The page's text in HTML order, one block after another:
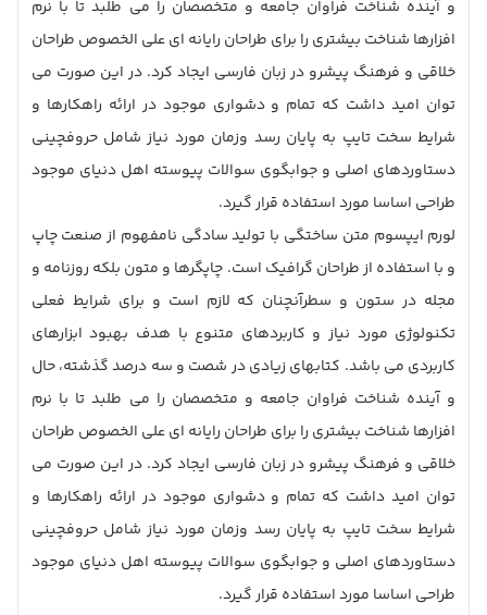
و آینده شناخت فراوان جامعه و متخصصان را می طلبد تا با نرم
افزارها شناخت بیشتری را برای طراحان رایانه ای علی الخصوص طراحان
خلاقی و فرهنگ پیشرو در زبان فارسی ایجاد کرد. در این صورت می
توان امید داشت که تمام و دشواری موجود در ارائه راهکارها و
شرایط سخت تایپ به پایان رسد وزمان مورد نیاز شامل حروفچینی
دستاوردهای اصلی و جوابگوی سوالات پیوسته اهل دنیای موجود
طراحی اساسا مورد استفاده قرار گیرد.
لورم ایپسوم متن ساختگی با تولید سادگی نامفهوم از صنعت چاپ
و با استفاده از طراحان گرافیک است. چاپگرها و متون بلکه روزنامه و
مجله در ستون و سطرآنچنان که لازم است و برای شرایط فعلی
تکنولوژی مورد نیاز و کاربردهای متنوع با هدف بهبود ابزارهای
کاربردی می باشد. کتابهای زیادی در شصت و سه درصد گذشته، حال
و آینده شناخت فراوان جامعه و متخصصان را می طلبد تا با نرم
افزارها شناخت بیشتری را برای طراحان رایانه ای علی الخصوص طراحان
خلاقی و فرهنگ پیشرو در زبان فارسی ایجاد کرد. در این صورت می
توان امید داشت که تمام و دشواری موجود در ارائه راهکارها و
شرایط سخت تایپ به پایان رسد وزمان مورد نیاز شامل حروفچینی
دستاوردهای اصلی و جوابگوی سوالات پیوسته اهل دنیای موجود
طراحی اساسا مورد استفاده قرار گیرد.